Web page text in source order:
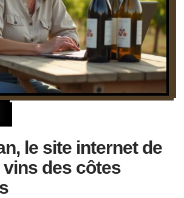
le site internet de
des côtes